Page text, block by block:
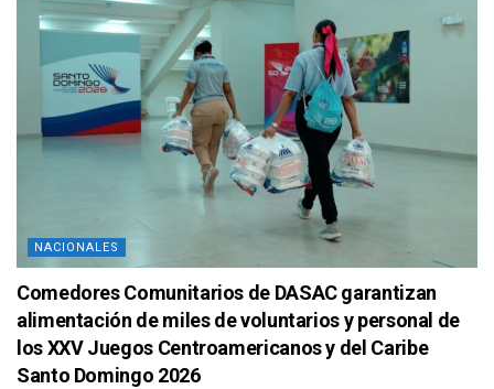
NACIONALES
Comedores Comunitarios de DASAC garantizan
alimentación de miles de voluntarios y personal de
los XXV Juegos Centroamericanos y del Caribe
Santo Domingo 2026